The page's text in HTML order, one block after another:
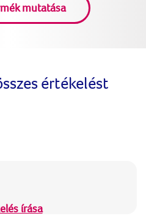
mutatása
értékelést
írása